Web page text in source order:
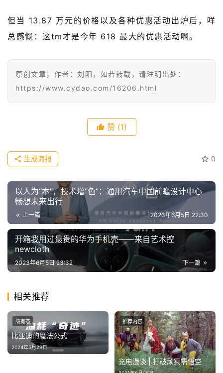
开
新
国
有
瓜
A
冒
险
新
闻
资
讯
关
于
我
们
但当 13.87 万元的价格以及各种优惠活动出炉后，咩
总感慨：这tm才是今年 618 最大的优惠活动啊。
原创文章，作者：刘阳，如若转载，请注明出处：
https://www.cydao.com/16206.html
赞 (1)
0
生成海报
以人为“本”，技术增“色”：通用汽车中国前瞻设计中心
畅想未来出行
上一篇 2023年6月5日 22:30
开箱我用过最贵的华为手机壳——来自艺术控
newcloth
下一篇
2023年6月5日 23:32
相关推荐
比亚迪的魔法公式
2024年5月29日
级有态
充电漫谈 | 打破顽冥需悟空
推荐内容